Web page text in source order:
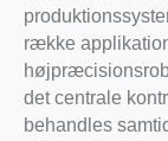
række
det centrale
behandles